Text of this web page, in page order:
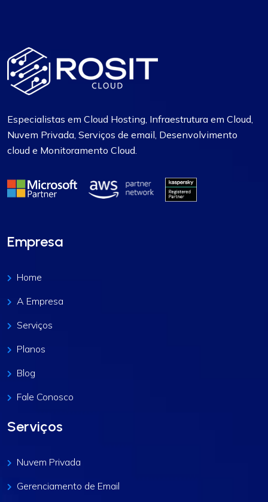
Especialistas em Cloud Hosting, Infraestrutura em Cloud,
Nuvem Privada, Serviços de email, Desenvolvimento
cloud e Monitoramento Cloud.
Empresa
Home
A Empresa
Serviços
Planos
Blog
Fale Conosco
Serviços
Nuvem Privada
Gerenciamento de Email